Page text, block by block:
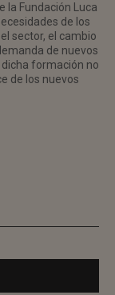
la Fundación Luca
de los
sector, el cambio
de nuevos
formación no
de los nuevos